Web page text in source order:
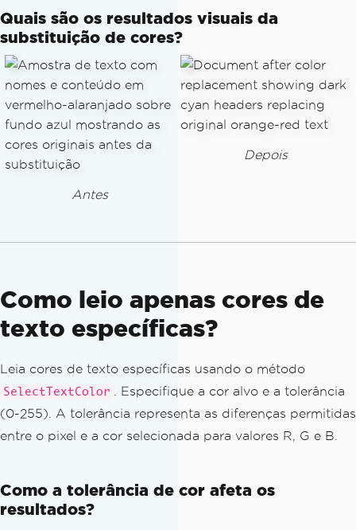
var result = ocrTesseract .Read(imageIn
put);
Quais são os resultados visuais da
substituição de cores?
Antes
Depois
Como leio apenas cores de
texto específicas?
Leia cores de texto específicas usando o método
SelectTextColor . Especifique a cor alvo e a tolerância
(0-255). A tolerância representa as diferenças permitidas
entre o pixel e a cor selecionada para valores R, G e B.
Como a tolerância de cor afeta os
resultados?